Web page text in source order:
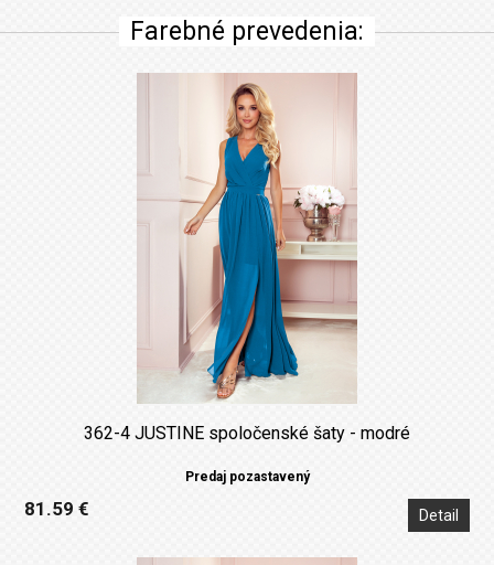
Farebné prevedenia:
362-4 JUSTINE spoločenské šaty - modré
Predaj pozastavený
81.59 € Detail